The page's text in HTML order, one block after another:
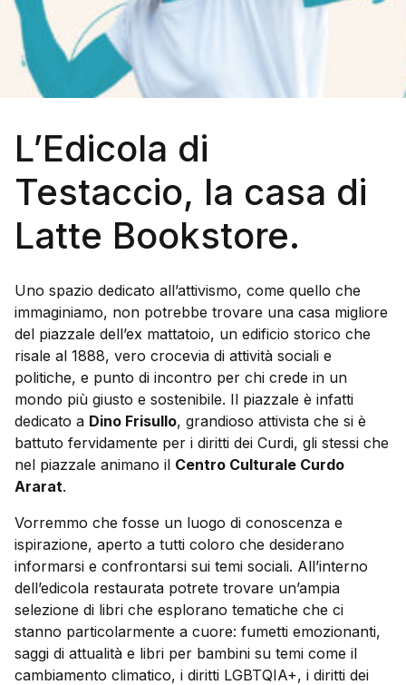
Galleria d’Arte
Contattaci
L’Edicola di
Testaccio, la casa di
Latte Bookstore.
Uno spazio dedicato all’attivismo, come quello che
immaginiamo, non potrebbe trovare una casa migliore
del piazzale dell’ex mattatoio, un edificio storico che
risale al 1888, vero crocevia di attività sociali e
politiche, e punto di incontro per chi crede in un
mondo più giusto e sostenibile. Il piazzale è infatti
dedicato a Dino Frisullo, grandioso attivista che si è
battuto fervidamente per i diritti dei Curdi, gli stessi che
nel piazzale animano il Centro Culturale Curdo
Ararat.
Vorremmo che fosse un luogo di conoscenza e
ispirazione, aperto a tutti coloro che desiderano
informarsi e confrontarsi sui temi sociali. All’interno
dell’edicola restaurata potrete trovare un’ampia
selezione di libri che esplorano tematiche che ci
stanno particolarmente a cuore: fumetti emozionanti,
saggi di attualità e libri per bambini su temi come il
cambiamento climatico, i diritti LGBTQIA+, i diritti dei